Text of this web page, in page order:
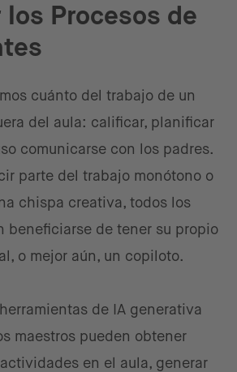
Procesos de
cuánto del trabajo de un
del aula: calificar, planificar
comunicarse con los padres.
parte del trabajo monótono o
chispa creativa, todos los
beneficiarse de tener su propio
o mejor aún, un copiloto.
de IA generativa
maestros pueden obtener
en el aula, generar